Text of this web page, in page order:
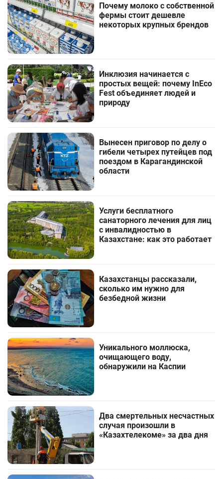
Почему молоко с собственной
фермы стоит дешевле
некоторых крупных брендов
Инклюзия начинается с
простых вещей: почему InEco
Fest объединяет людей и
природу
Вынесен приговор по делу о
гибели четырех путейцев под
поездом в Карагандинской
области
Услуги бесплатного
санаторного лечения для лиц
с инвалидностью в
Казахстане: как это работает
Казахстанцы рассказали,
сколько им нужно для
безбедной жизни
Уникального моллюска,
очищающего воду,
обнаружили на Каспии
Два смертельных несчастных
случая произошли в
«Казахтелекоме» за два дня